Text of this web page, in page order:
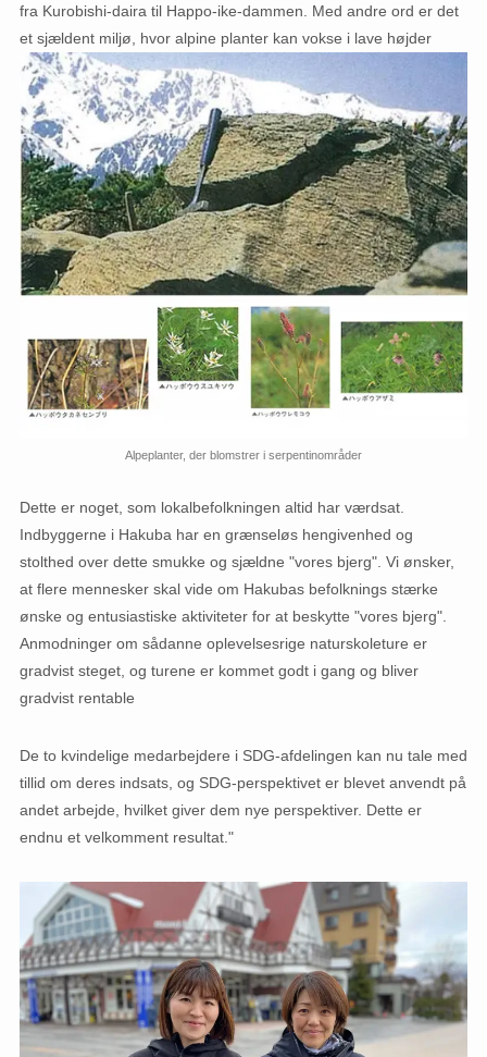
fra Kurobishi-daira til Happo-ike-dammen. Med andre ord er det
et sjældent miljø, hvor alpine planter kan vokse i lave højder
Alpeplanter, der blomstrer i serpentinområder
Dette er noget, som lokalbefolkningen altid har værdsat.
Indbyggerne i Hakuba har en grænseløs hengivenhed og
stolthed over dette smukke og sjældne "vores bjerg". Vi ønsker,
at flere mennesker skal vide om Hakubas befolknings stærke
ønske og entusiastiske aktiviteter for at beskytte "vores bjerg".
Anmodninger om sådanne oplevelsesrige naturskoleture er
gradvist steget, og turene er kommet godt i gang og bliver
gradvist rentable
De to kvindelige medarbejdere i SDG-afdelingen kan nu tale med
tillid om deres indsats, og SDG-perspektivet er blevet anvendt på
andet arbejde, hvilket giver dem nye perspektiver. Dette er
endnu et velkomment resultat."